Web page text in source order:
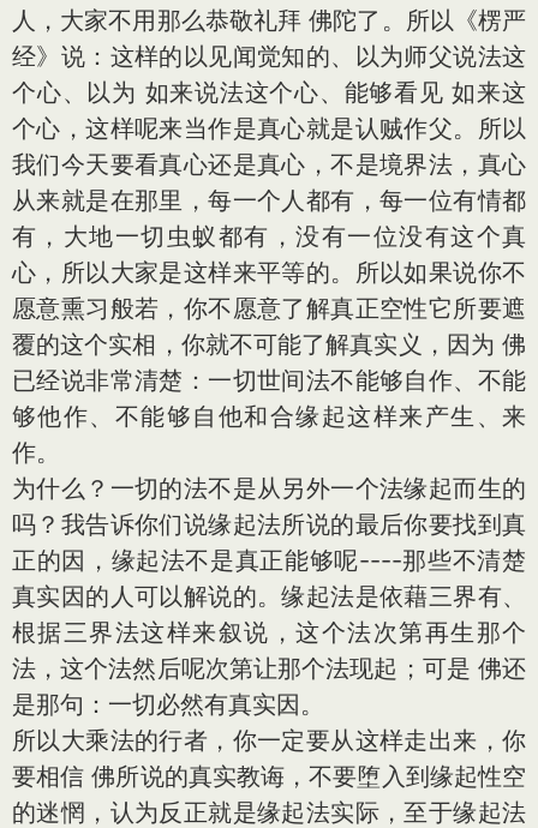
人，大家不用那么恭敬礼拜 佛陀了。所以《楞严
经》说：这样的以见闻觉知的、以为师父说法这
个心、以为 如来说法这个心、能够看见 如来这
个心，这样呢来当作是真心就是认贼作父。所以
我们今天要看真心还是真心，不是境界法，真心
从来就是在那里，每一个人都有，每一位有情都
有，大地一切虫蚁都有，没有一位没有这个真
心，所以大家是这样来平等的。所以如果说你不
愿意熏习般若，你不愿意了解真正空性它所要遮
覆的这个实相，你就不可能了解真实义，因为 佛
已经说非常清楚：一切世间法不能够自作、不能
够他作、不能够自他和合缘起这样来产生、来
作。
为什么？一切的法不是从另外一个法缘起而生的
吗？我告诉你们说缘起法所说的最后你要找到真
正的因，缘起法不是真正能够呢----那些不清楚
真实因的人可以解说的。缘起法是依藉三界有、
根据三界法这样来叙说，这个法次第再生那个
法，这个法然后呢次第让那个法现起；可是 佛还
是那句：一切必然有真实因。
所以大乘法的行者，你一定要从这样走出来，你
要相信 佛所说的真实教诲，不要堕入到缘起性空
的迷惘，认为反正就是缘起法实际，至于缘起法